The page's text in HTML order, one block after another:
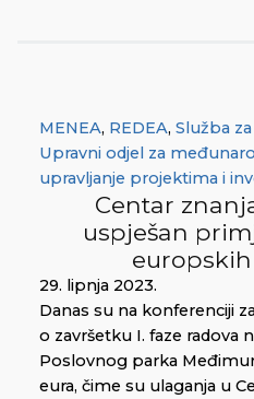
MENEA, REDEA, Služba
Upravni odjel za
upravljanje projektima i
Centar
uspješan
29. lipnja 2023.
Danas su na konferenciji
o završetku I. faze radova
Poslovnog parka
eura, čime su ulaganja u